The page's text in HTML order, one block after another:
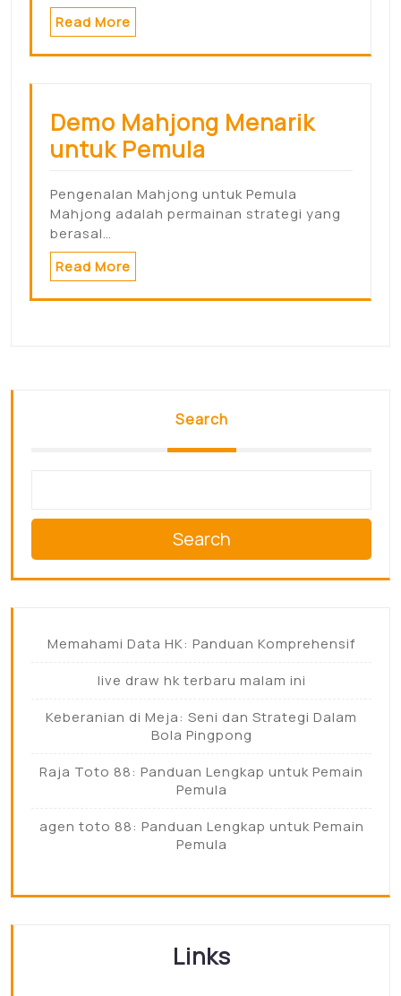
Read More
Demo Mahjong Menarik
untuk Pemula
Pengenalan Mahjong untuk Pemula
Mahjong adalah permainan strategi yang
berasal…
Read More
Search
Search
Memahami Data HK: Panduan Komprehensif
live draw hk terbaru malam ini
Keberanian di Meja: Seni dan Strategi Dalam
Bola Pingpong
Raja Toto 88: Panduan Lengkap untuk Pemain
Pemula
agen toto 88: Panduan Lengkap untuk Pemain
Pemula
Links